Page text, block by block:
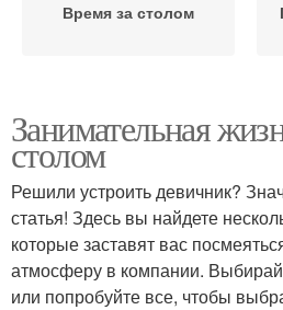
Время за столом
Этикет за столом
Рабочая зона
Занимательная
столом
Решили устроить девичник?
статья! Здесь вы найдете
которые заставят вас
атмосферу в компании.
или попробуйте все, чтобы